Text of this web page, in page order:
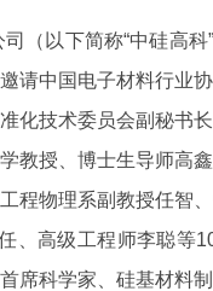
以下简称“中硅高科
中国电子材料行业
化技术委员会副秘书
教授、博士生导师高
程物理系副教授任智
高级工程师李聪等
席科学家、硅基材料